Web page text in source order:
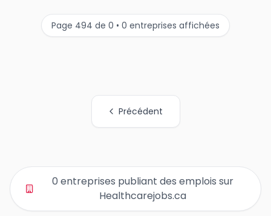
Page 494 de 0 • 0 entreprises affichées
Précédent
0 entreprises publiant des emplois sur
Healthcarejobs.ca